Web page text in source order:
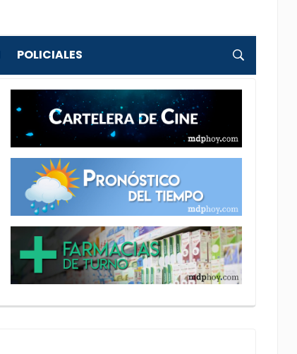
POLICIALES